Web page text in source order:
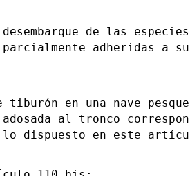
de las especies
adheridas a su
en una nave
al tronco
lo dispuesto en este